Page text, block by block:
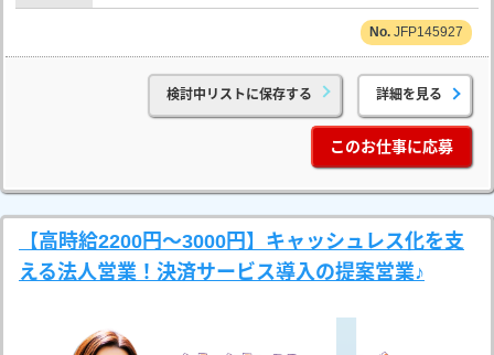
JFP145927
検討中リストに保存する 詳細を見る
このお仕事に応募
【高時給2200円～3000円】キャッシュレス化を支
える法人営業！決済サービス導入の提案営業♪